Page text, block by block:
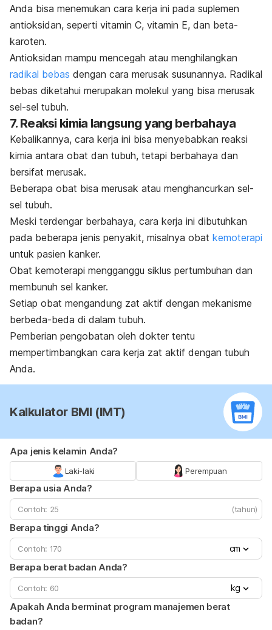
Anda bisa menemukan cara kerja ini pada suplemen
antioksidan, seperti vitamin C, vitamin E, dan beta-
karoten.
Antioksidan mampu mencegah atau menghilangkan
radikal bebas dengan cara merusak susunannya. Radikal
bebas diketahui merupakan molekul yang bisa merusak
sel-sel tubuh.
7. Reaksi kimia langsung yang berbahaya
Kebalikannya, cara kerja ini bisa menyebabkan reaksi
kimia antara obat dan tubuh, tetapi berbahaya dan
bersifat merusak.
Beberapa obat bisa merusak atau menghancurkan sel-
sel tubuh.
Meski terdengar berbahaya, cara kerja ini dibutuhkan
pada beberapa jenis penyakit, misalnya obat kemoterapi
untuk pasien kanker.
Obat kemoterapi mengganggu siklus pertumbuhan dan
membunuh sel kanker.
Setiap obat mengandung zat aktif dengan mekanisme
berbeda-beda di dalam tubuh.
Pemberian pengobatan oleh dokter tentu
mempertimbangkan cara kerja zat aktif dengan tubuh
Anda.
Kalkulator BMI (IMT)
Apa jenis kelamin Anda?
Laki-laki Perempuan
Berapa usia Anda?
(tahun)
Berapa tinggi Anda?
cm
Berapa berat badan Anda?
kg
Apakah Anda berminat program manajemen berat
badan?